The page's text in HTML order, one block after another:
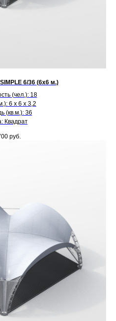
6/36 (6х6 м.)
(чел.): 18
6 х 6 х 3,2
(кв.м.): 36
Квадрат
руб.